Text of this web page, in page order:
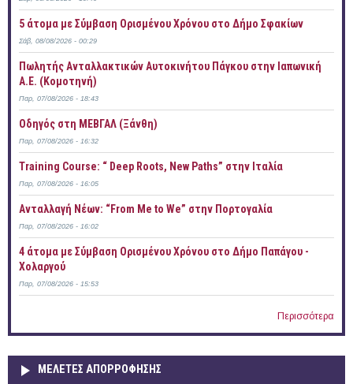
5 άτομα με Σύμβαση Ορισμένου Χρόνου στο Δήμο Σφακίων
Σάβ, 08/08/2026 - 00:29
Πωλητής Ανταλλακτικών Αυτοκινήτου Πάγκου στην Ιαπωνική
Α.Ε. (Κομοτηνή)
Παρ, 07/08/2026 - 18:43
Οδηγός στη ΜΕΒΓΑΛ (Ξάνθη)
Παρ, 07/08/2026 - 16:32
Training Course: “ Deep Roots, New Paths” στην Ιταλία
Παρ, 07/08/2026 - 16:05
Ανταλλαγή Νέων: “From Me to We” στην Πορτογαλία
Παρ, 07/08/2026 - 16:02
4 άτομα με Σύμβαση Ορισμένου Χρόνου στο Δήμο Παπάγου -
Χολαργού
Παρ, 07/08/2026 - 15:53
Περισσότερα
ΜΕΛΕΤΕΣ ΑΠΟΡΡΟΦΗΣΗΣ